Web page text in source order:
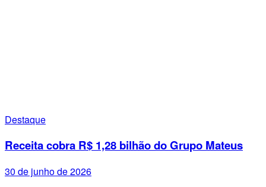
Destaque
Receita cobra R$ 1,28 bilhão do Grupo Mateus
30 de junho de 2026